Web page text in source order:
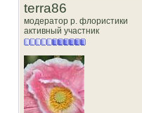
terra86
модератор р. флористики
активный участник